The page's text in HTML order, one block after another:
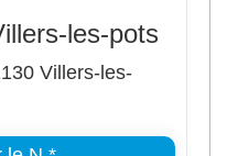
les-pots
Villers-les-